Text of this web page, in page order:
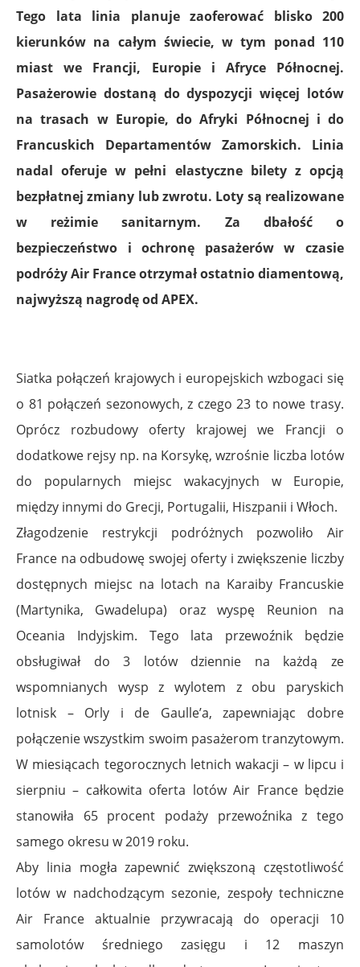
Tego lata linia planuje zaoferować blisko 200
kierunków na całym świecie, w tym ponad 110
miast we Francji, Europie i Afryce Północnej.
Pasażerowie dostaną do dyspozycji więcej lotów
na trasach w Europie, do Afryki Północnej i do
Francuskich Departamentów Zamorskich. Linia
nadal oferuje w pełni elastyczne bilety z opcją
bezpłatnej zmiany lub zwrotu. Loty są realizowane
w reżimie sanitarnym. Za dbałość o
bezpieczeństwo i ochronę pasażerów w czasie
podróży Air France otrzymał ostatnio diamentową,
najwyższą nagrodę od APEX.
Siatka połączeń krajowych i europejskich wzbogaci się
o 81 połączeń sezonowych, z czego 23 to nowe trasy.
Oprócz rozbudowy oferty krajowej we Francji o
dodatkowe rejsy np. na Korsykę, wzrośnie liczba lotów
do popularnych miejsc wakacyjnych w Europie,
między innymi do Grecji, Portugalii, Hiszpanii i Włoch.
Złagodzenie restrykcji podróżnych pozwoliło Air
France na odbudowę swojej oferty i zwiększenie liczby
dostępnych miejsc na lotach na Karaiby Francuskie
(Martynika, Gwadelupa) oraz wyspę Reunion na
Oceania Indyjskim. Tego lata przewoźnik będzie
obsługiwał do 3 lotów dziennie na każdą ze
wspomnianych wysp z wylotem z obu paryskich
lotnisk – Orly i de Gaulle’a, zapewniając dobre
połączenie wszystkim swoim pasażerom tranzytowym.
W miesiącach tegorocznych letnich wakacji – w lipcu i
sierpniu – całkowita oferta lotów Air France będzie
stanowiła 65 procent podaży przewoźnika z tego
samego okresu w 2019 roku.
Aby linia mogła zapewnić zwiększoną częstotliwość
lotów w nadchodzącym sezonie, zespoły techniczne
Air France aktualnie przywracają do operacji 10
samolotów średniego zasięgu i 12 maszyn